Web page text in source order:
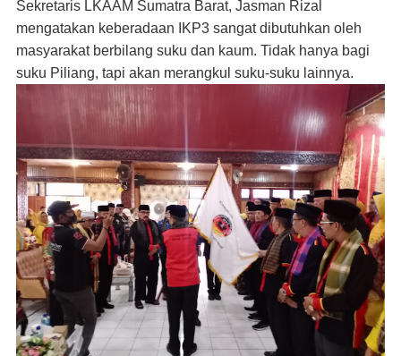
Sekretaris LKAAM Sumatra Barat, Jasman Rizal
mengatakan keberadaan IKP3 sangat dibutuhkan oleh
masyarakat berbilang suku dan kaum. Tidak hanya bagi
suku Piliang, tapi akan merangkul suku-suku lainnya.